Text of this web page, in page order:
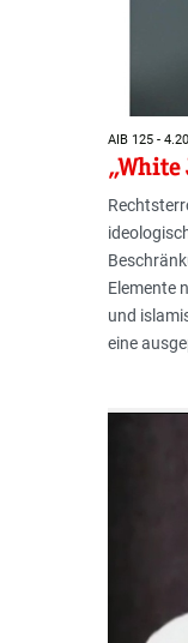
AIB 125 -
Elemente
und
eine